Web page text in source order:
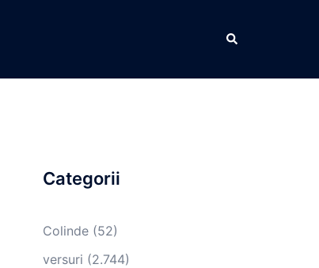
Caută
Categorii
Colinde(52)
versuri (2.744)